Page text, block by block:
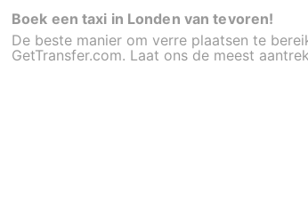
Boek een taxi in Londen van tevoren!
De beste manier om verre plaatsen te
GetTransfer.com. Laat ons de meest